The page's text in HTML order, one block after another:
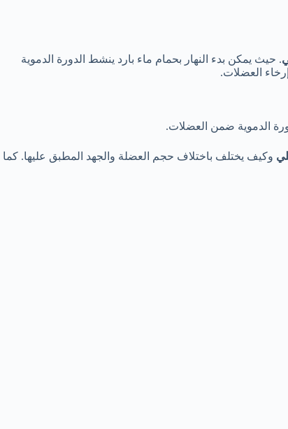
. حيث يمكن بدء النهار بحمام ماء بارد ينشط الدورة الدموية
العضلات.
الدموية ضمن العضلات.
وكيف يختلف باختلاف حجم العضلة والجهد المطبق عليها. كما